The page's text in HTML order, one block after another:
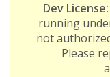
Dev License:
running
not
Please